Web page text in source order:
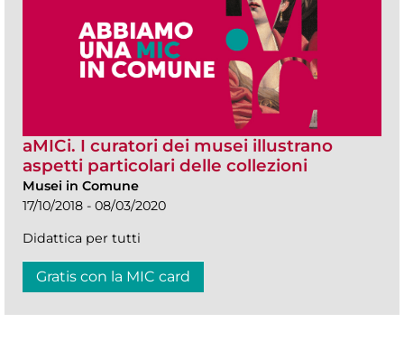
aMICi. I curatori dei musei illustrano
aspetti particolari delle collezioni
Musei in Comune
17/10/2018 - 08/03/2020
Didattica per tutti
Gratis con la MIC card